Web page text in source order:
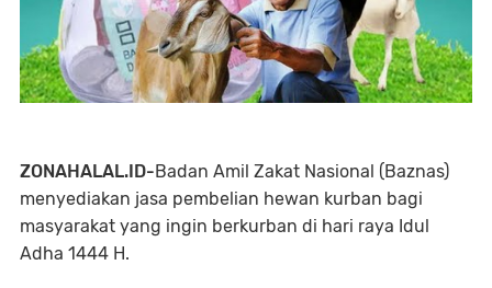
ZONAHALAL.ID- Badan Amil Zakat Nasional (Baznas)
menyediakan jasa pembelian hewan kurban bagi
masyarakat yang ingin berkurban di hari raya Idul
Adha 1444 H.